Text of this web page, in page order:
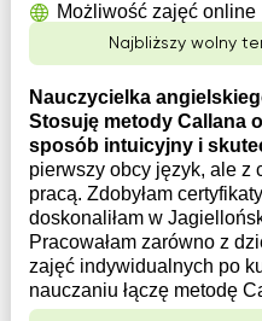
Możliwość zajęć online
Najbliższy wolny
Nauczycielka
Stosuję metody Callana
sposób intuicyjny i
pierwszy obcy język, ale z
pracą. Zdobyłam
doskonaliłam w
Pracowałam zarówno z
zajęć indywidualnych po
nauczaniu łączę metodę